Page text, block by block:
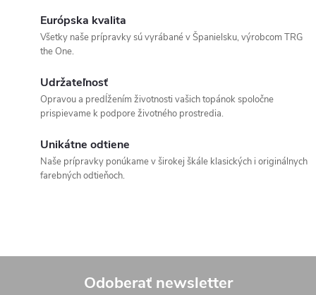
Európska kvalita
Všetky naše prípravky sú vyrábané v Španielsku, výrobcom TRG
the One.
Udržateľnosť
Opravou a predĺžením životnosti vašich topánok spoločne
prispievame k podpore životného prostredia.
Unikátne odtiene
Naše prípravky ponúkame v širokej škále klasických i originálnych
farebných odtieňoch.
Odoberať newsletter